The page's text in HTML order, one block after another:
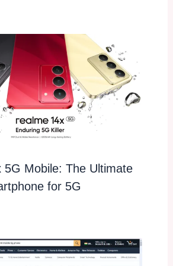
5G Mobile: The Ultimate
for 5G